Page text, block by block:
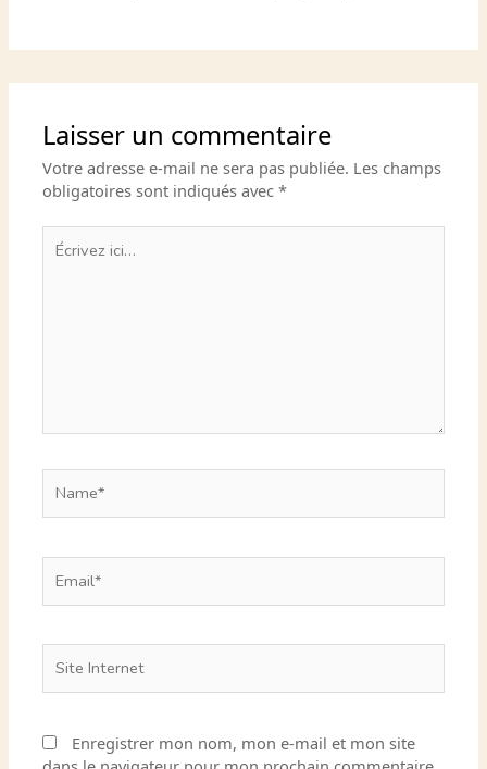
Laisser un commentaire
Votre adresse e-mail ne sera pas publiée. Les champs
obligatoires sont indiqués avec*
ici…
Internet
Enregistrer mon nom, mon e-mail et mon site